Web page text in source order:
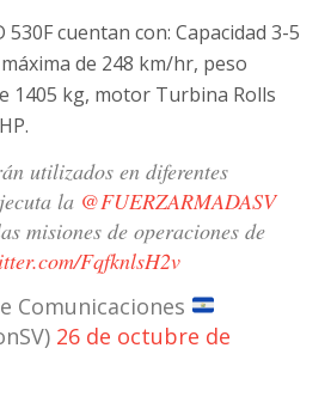
cuentan con: Capacidad 3-5
de 248 km/hr, peso
1405 kg, motor Turbina Rolls
utilizados en diferentes
la @FUERZARMADASV
misiones de operaciones de
FqfknlsH2v
Comunicaciones
26 de octubre de